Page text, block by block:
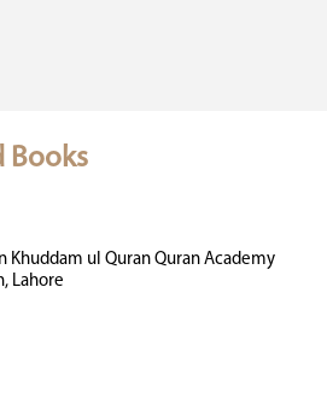
Books
Khuddam ul Quran Quran Academy
Lahore